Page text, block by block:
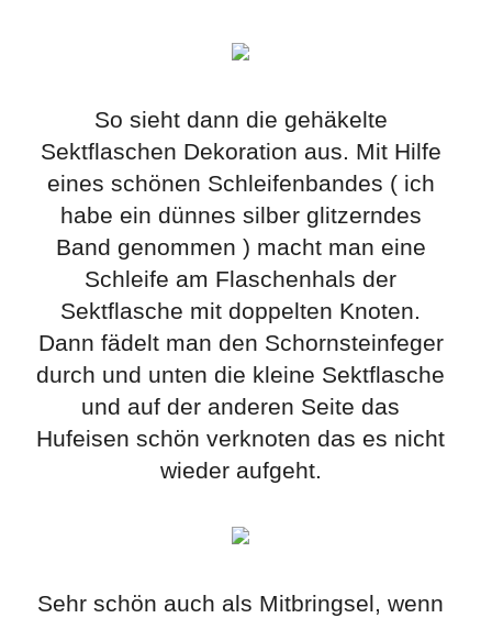
So sieht dann die gehäkelte
Sektflaschen Dekoration aus. Mit Hilfe
eines schönen Schleifenbandes ( ich
habe ein dünnes silber glitzerndes
Band genommen ) macht man eine
Schleife am Flaschenhals der
Sektflasche mit doppelten Knoten.
Dann fädelt man den Schornsteinfeger
durch und unten die kleine Sektflasche
und auf der anderen Seite das
Hufeisen schön verknoten das es nicht
wieder aufgeht.
Sehr schön auch als Mitbringsel, wenn